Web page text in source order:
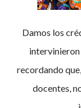
Damos los
intervinieron
recordando
docentes,